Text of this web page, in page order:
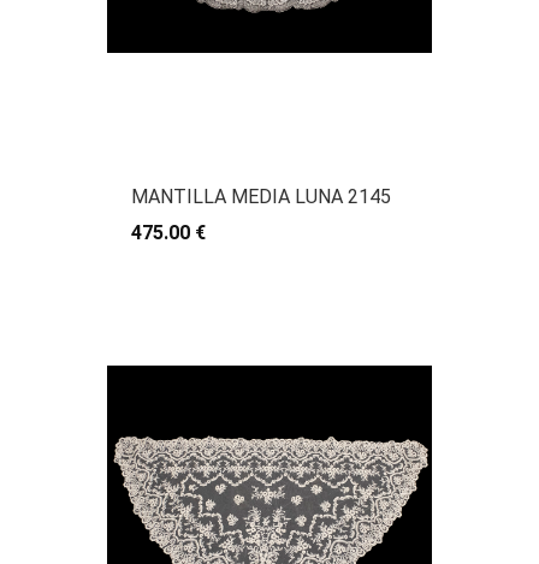
MANTILLA MEDIA LUNA 2145
475.00 €